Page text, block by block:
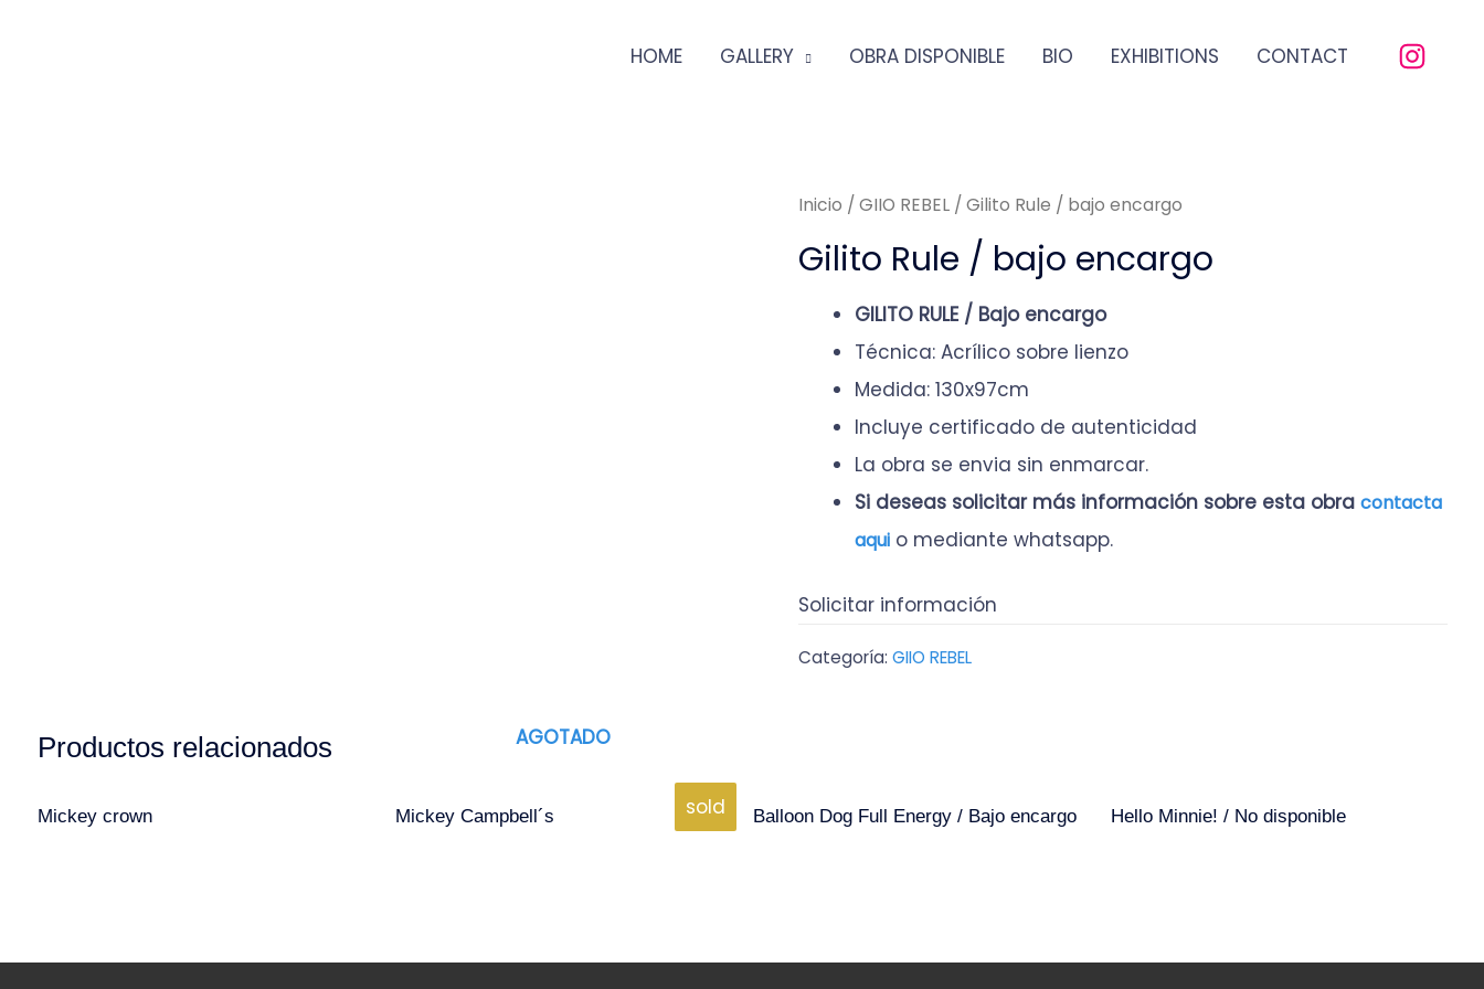
HOME GALLERY OBRA DISPONIBLE BIO EXHIBITIONS CONTACT
Inicio /GIIO REBEL / Gilito Rule / bajo encargo
Gilito Rule / bajo encargo
GILITO RULE / Bajo encargo
Técnica: Acrílico sobre lienzo
Medida: 130x97cm
Incluye certificado de autenticidad
La obra se envia sin enmarcar.
Si deseas solicitar más información sobre esta obracontacta
aqui o mediante whatsapp.
Solicitar información
Categoría:GIIO REBEL
Productos relacionados
Mickey crown sold
AGOTADO
Mickey Campbell´s Balloon Dog Full Energy / Bajo encargo Hello Minnie! / No disponible